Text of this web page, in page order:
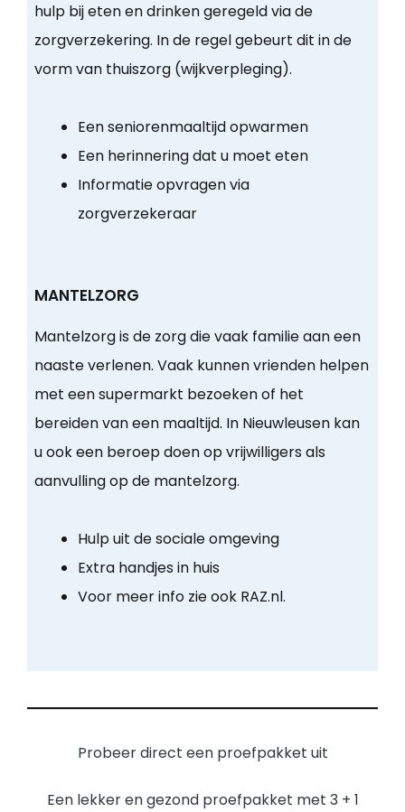
hulp bij eten en drinken geregeld via de
zorgverzekering. In de regel gebeurt dit in de
vorm van thuiszorg (wijkverpleging).
Een seniorenmaaltijd opwarmen
Een herinnering dat u moet eten
Informatie opvragen via
zorgverzekeraar
MANTELZORG
Mantelzorg is de zorg die vaak familie aan een
naaste verlenen. Vaak kunnen vrienden helpen
met een supermarkt bezoeken of het
bereiden van een maaltijd. In Nieuwleusen kan
u ook een beroep doen op vrijwilligers als
aanvulling op de mantelzorg.
Hulp uit de sociale omgeving
Extra handjes in huis
Voor meer info zie ook RAZ.nl.
Probeer direct een proefpakket uit
Een lekker en gezond proefpakket met 3 + 1